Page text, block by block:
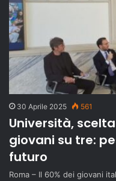
30 Aprile 2025 561
Università,
giovani su tre:
futuro
Roma – Il 60% dei giovani